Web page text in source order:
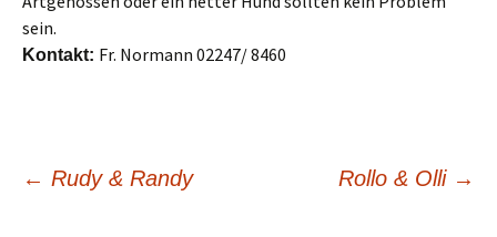
sein.
Kontakt: Fr. Normann 02247/ 8460
Beitragsnavigation
← Rudy & Randy Rollo & Olli →